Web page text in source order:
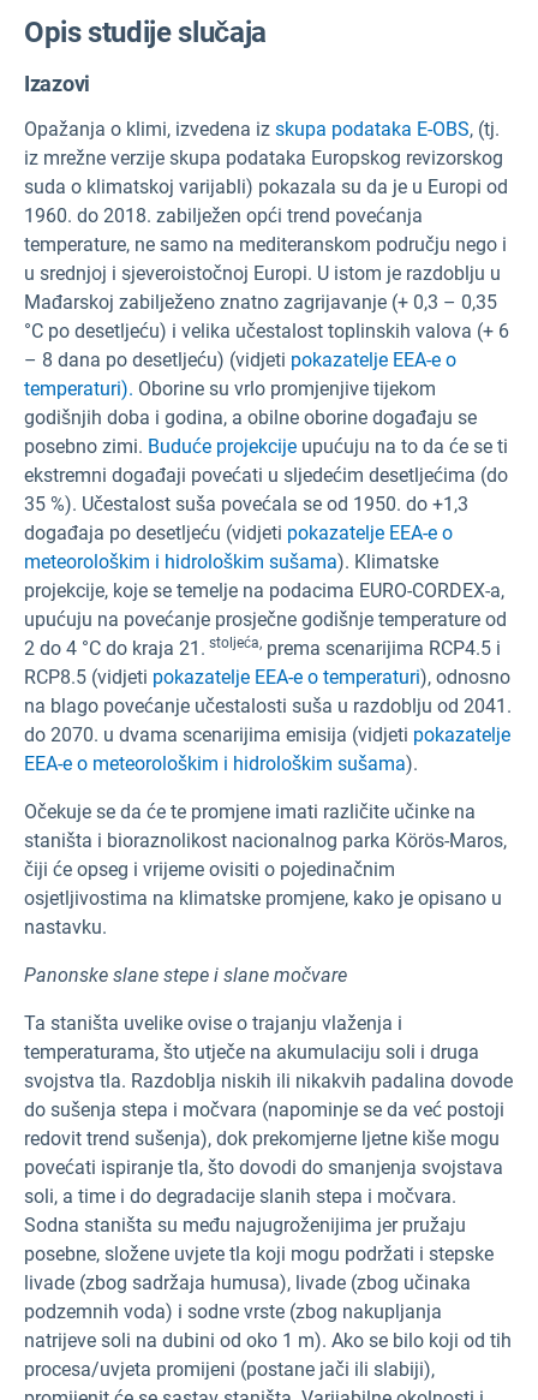
Opis studije slučaja
Izazovi
Opažanja o klimi, izvedena iz skupa podataka E-OBS, (tj.
iz mrežne verzije skupa podataka Europskog revizorskog
suda o klimatskoj varijabli) pokazala su da je u Europi od
1960. do 2018. zabilježen opći trend povećanja
temperature, ne samo na mediteranskom području nego i
u srednjoj i sjeveroistočnoj Europi. U istom je razdoblju u
Mađarskoj zabilježeno znatno zagrijavanje (+ 0,3 – 0,35
°C po desetljeću) i velika učestalost toplinskih valova (+ 6
– 8 dana po desetljeću) (vidjeti pokazatelje EEA-e o
temperaturi). Oborine su vrlo promjenjive tijekom
godišnjih doba i godina, a obilne oborine događaju se
posebno zimi. Buduće projekcije upućuju na to da će se ti
ekstremni događaji povećati u sljedećim desetljećima (do
35 %). Učestalost suša povećala se od 1950. do +1,3
događaja po desetljeću (vidjeti pokazatelje EEA-e o
meteorološkim i hidrološkim sušama). Klimatske
projekcije, koje se temelje na podacima EURO-CORDEX-a,
upućuju na povećanje prosječne godišnje temperature od
2 do 4 °C do kraja 21. stoljeća, prema scenarijima RCP4.5 i
RCP8.5 (vidjeti pokazatelje EEA-e o temperaturi), odnosno
na blago povećanje učestalosti suša u razdoblju od 2041.
do 2070. u dvama scenarijima emisija (vidjeti pokazatelje
EEA-e o meteorološkim i hidrološkim sušama).
Očekuje se da će te promjene imati različite učinke na
staništa i bioraznolikost nacionalnog parka Körös-Maros,
čiji će opseg i vrijeme ovisiti o pojedinačnim
osjetljivostima na klimatske promjene, kako je opisano u
nastavku.
Panonske slane stepe i slane močvare
Ta staništa uvelike ovise o trajanju vlaženja i
temperaturama, što utječe na akumulaciju soli i druga
svojstva tla. Razdoblja niskih ili nikakvih padalina dovode
do sušenja stepa i močvara (napominje se da već postoji
redovit trend sušenja), dok prekomjerne ljetne kiše mogu
povećati ispiranje tla, što dovodi do smanjenja svojstava
soli, a time i do degradacije slanih stepa i močvara.
Sodna staništa su među najugroženijima jer pružaju
posebne, složene uvjete tla koji mogu podržati i stepske
livade (zbog sadržaja humusa), livade (zbog učinaka
podzemnih voda) i sodne vrste (zbog nakupljanja
natrijeve soli na dubini od oko 1 m). Ako se bilo koji od tih
procesa/uvjeta promijeni (postane jači ili slabiji),